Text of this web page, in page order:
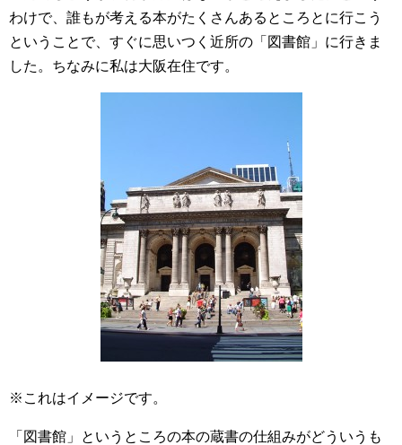
わけで、誰もが考える本がたくさんあるところとに行こう
ということで、すぐに思いつく近所の「図書館」に行きま
した。ちなみに私は大阪在住です。
※これはイメージです。
「図書館」というところの本の蔵書の仕組みがどういうも